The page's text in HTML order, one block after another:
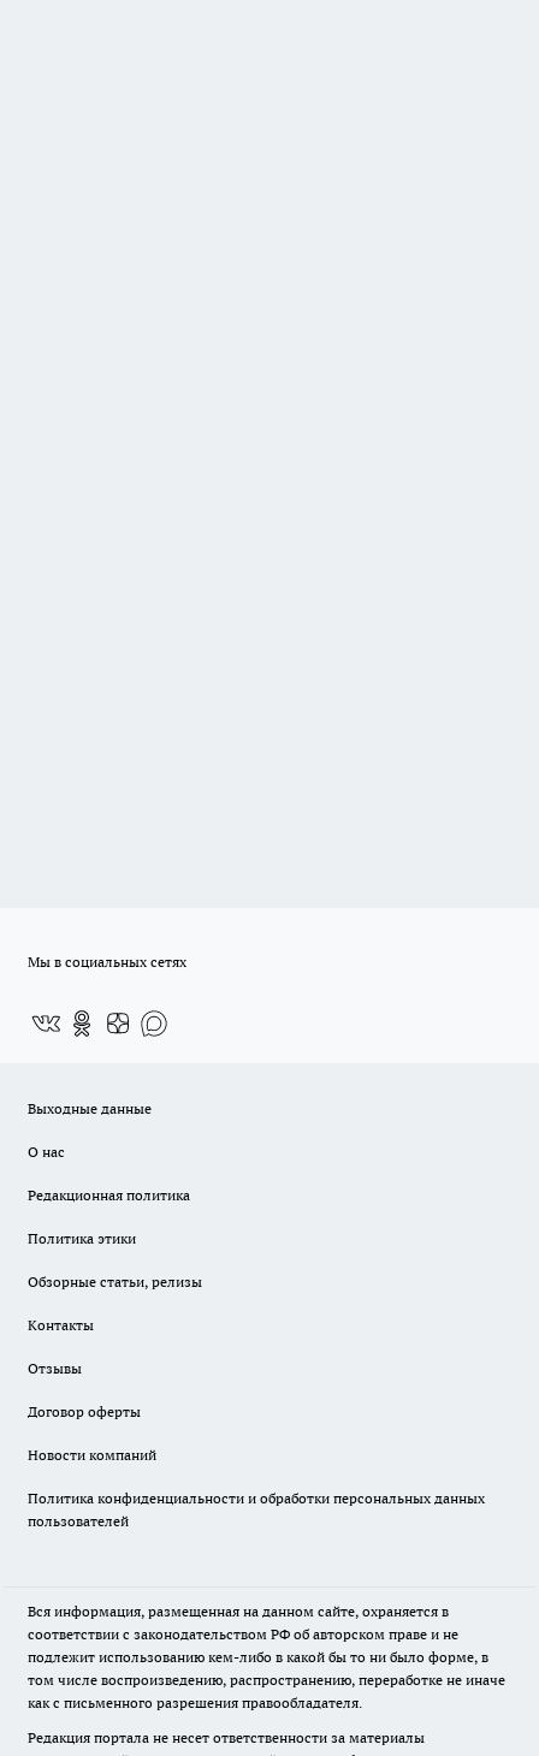
Мы в социальных сетях
Выходные данные
О нас
Редакционная политика
Политика этики
Обзорные статьи, релизы
Контакты
Отзывы
Договор оферты
Новости компаний
Политика конфиденциальности и обработки персональных данных
пользователей
Вся информация, размещенная на данном сайте, охраняется в
соответствии с законодательством РФ об авторском праве и не
подлежит использованию кем-либо в какой бы то ни было форме, в
том числе воспроизведению, распространению, переработке не иначе
как с письменного разрешения правообладателя.
Редакция портала не несет ответственности за материалы